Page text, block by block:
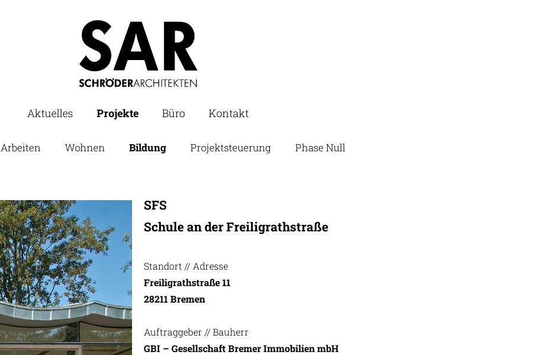
Aktuelles Projekte Büro Kontakt
Arbeiten Wohnen Bildung Projektsteuerung Phase Null
SFS
Schule an der Freiligrathstraße
Standort // Adresse
Freiligrathstraße 11
28211 Bremen
Auftraggeber // Bauherr
GBI – Gesellschaft Bremer Immobilien mbH